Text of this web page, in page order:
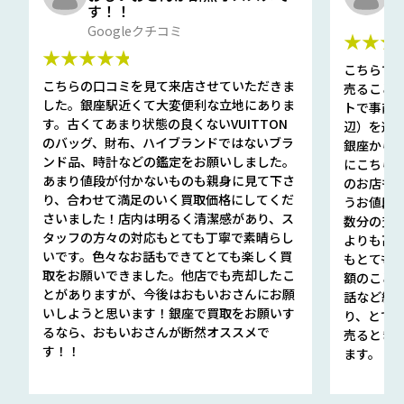
す！！
Googleクチコミ
★★★★★
こちらの口コミを見て来店させていただきま
した。銀座駅近くて大変便利な立地にありま
す。古くてあまり状態の良くないVUITTON
のバッグ、財布、ハイブランドではないブラ
ンド品、時計などの鑑定をお願いしました。
あまり値段が付かないものも親身に見て下さ
り、合わせて満足のいく買取価格にしてくだ
さいました！店内は明るく清潔感があり、ス
タッフの方々の対応もとても丁寧で素晴らし
いです。色々なお話もできてとても楽しく買
取をお願いできました。他店でも売却したこ
とがありますが、今後はおもいおさんにお願
いしようと思います！銀座で買取をお願いす
るなら、おもいおさんが断然オススメで
す！！
こちらで
売ること
トで事前
辺）を選
銀座から
にこちら
のお店も
うお値段
数分の査
よりも高
もとても
額のこと
話など細
り、とて
売るとき
ます。